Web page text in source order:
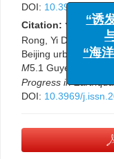
DOI: 10.3969/
Citation: Yushi
Rong, Yi Ding.
Beijing urban area
M5.1 Guye，
Progress in
DOI: 10.3969/
“诱
“海